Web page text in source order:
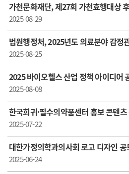
가천문화재단, 제27회 가천효행대상
2025-08-29
법원행정처, 2025년도 의료분야 감정
2025-08-25
2025 바이오헬스 산업 정책 아이디어
2025-08-08
한국희귀·필수의약품센터 홍보 콘텐츠
2025-07-22
대한가정의학과의사회 로고 디자인 공
2025-06-24